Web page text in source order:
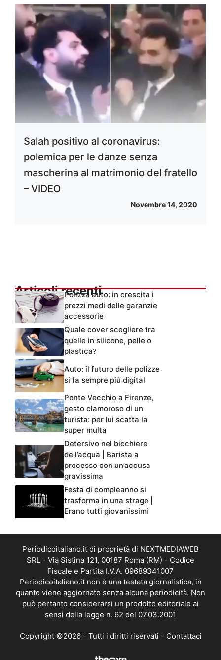
Salah positivo al coronavirus:
polemica per le danze senza
mascherina al matrimonio del fratello
– VIDEO
Novembre 14, 2020
Articoli recentiPolizza auto: in crescita i
prezzi medi delle garanzie
accessorie
Quale cover scegliere tra
quelle in silicone, pelle o
plastica?
Auto: il futuro delle polizze
si fa sempre più digital
Ponte Vecchio a Firenze,
gesto clamoroso di un
turista: per lui scatta la
super multa
Detersivo nel bicchiere
dell’acqua | Barista a
processo con un’accusa
gravissima
Festa di compleanno si
trasforma in una strage |
Erano tutti giovanissimi
Periodicoitaliano.it di proprietà di NEXTMEDIAWEB
SRL - Via Sistina 121, 00187 Roma (RM) - Codice
Fiscale e Partita I.V.A. 09689341007
Periodicoitaliano.it non è una testata giornalistica, in
quanto viene aggiornato senza alcuna periodicità. Non
può pertanto considerarsi un prodotto editoriale ai
sensi della legge n. 62 del 07.03.2001
Copyright ©2026 - Tutti i diritti riservati - Contattaci